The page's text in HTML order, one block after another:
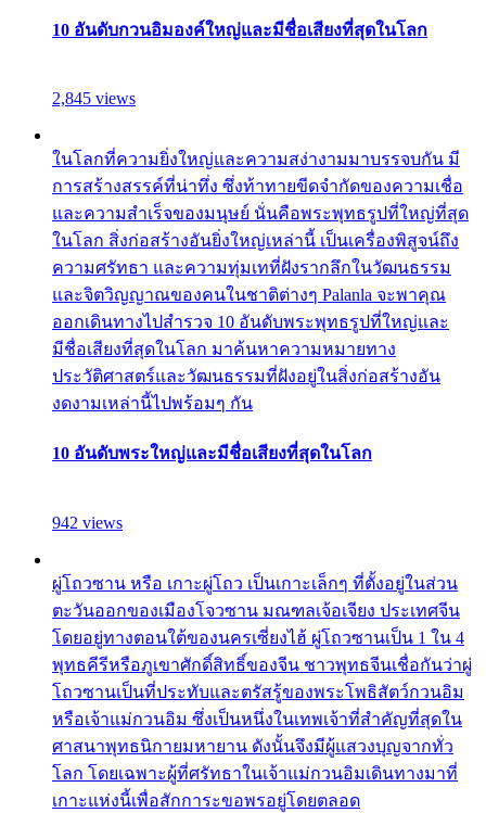
10 อันดับกวนอิมองค์ใหญ่และมีชื่อเสียงที่สุดในโลก
2,845 views
ในโลกที่ความยิ่งใหญ่และความสง่างามมาบรรจบกัน มี
การสร้างสรรค์ที่น่าทึ่ง ซึ่งท้าทายขีดจำกัดของความเชื่อ
และความสำเร็จของมนุษย์ นั่นคือพระพุทธรูปที่ใหญ่ที่สุด
ในโลก สิ่งก่อสร้างอันยิ่งใหญ่เหล่านี้ เป็นเครื่องพิสูจน์ถึง
ความศรัทธา และความทุ่มเทที่ฝังรากลึกในวัฒนธรรม
และจิตวิญญาณของคนในชาติต่างๆ Palanla จะพาคุณ
ออกเดินทางไปสำรวจ 10 อันดับพระพุทธรูปที่ใหญ่และ
มีชื่อเสียงที่สุดในโลก มาค้นหาความหมายทาง
ประวัติศาสตร์และวัฒนธรรมที่ฝังอยู่ในสิ่งก่อสร้างอัน
งดงามเหล่านี้ไปพร้อมๆ กัน
10 อันดับพระใหญ่และมีชื่อเสียงที่สุดในโลก
942 views
ผู่โถวซาน หรือ เกาะผู่โถว เป็นเกาะเล็กๆ ที่ตั้งอยู่ในส่วน
ตะวันออกของเมืองโจวซาน มณฑลเจ้อเจียง ประเทศจีน
โดยอยู่ทางตอนใต้ของนครเซี่ยงไฮ้ ผู่โถวซานเป็น 1 ใน 4
พุทธคีรีหรือภูเขาศักดิ์สิทธิ์ของจีน ชาวพุทธจีนเชื่อกันว่าผู่
โถวซานเป็นที่ประทับและตรัสรู้ของพระโพธิสัตว์กวนอิม
หรือเจ้าแม่กวนอิม ซึ่งเป็นหนึ่งในเทพเจ้าที่สำคัญที่สุดใน
ศาสนาพุทธนิกายมหายาน ดังนั้นจึงมีผู้แสวงบุญจากทั่ว
โลก โดยเฉพาะผู้ที่ศรัทธาในเจ้าแม่กวนอิมเดินทางมาที่
เกาะแห่งนี้เพื่อสักการะขอพรอยู่โดยตลอด